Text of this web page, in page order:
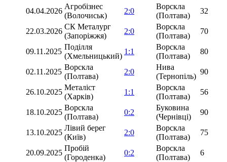
04.04.2026
Агробізнес
(Волочиськ)
2:0
Ворскла
(Полтава)
32
22.03.2026
СК Металург
(Запоріжжя)
2:0
Ворскла
(Полтава)
70
09.11.2025
Поділля
(Хмельницький)
1:1
Ворскла
(Полтава)
80
02.11.2025
Ворскла
(Полтава)
2:0
Нива
(Тернопіль)
90
26.10.2025
Металіст
(Харків)
1:1
Ворскла
(Полтава)
56
18.10.2025
Ворскла
(Полтава)
0:2
Буковина
(Чернівці)
90
13.10.2025
Лівий берег
(Київ)
2:0
Ворскла
(Полтава)
75
20.09.2025
Пробій
(Городенка)
0:2
Ворскла
(Полтава)
6